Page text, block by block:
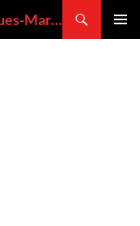
VOLCANMANIA : le blog de Jacques-Marie BARDINTZEFF, volcanologue